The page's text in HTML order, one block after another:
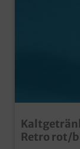
Retro rot/